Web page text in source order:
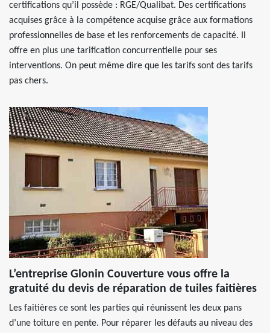
certifications qu’il possède : RGE/Qualibat. Des certifications
acquises grâce à la compétence acquise grâce aux formations
professionnelles de base et les renforcements de capacité. Il
offre en plus une tarification concurrentielle pour ses
interventions. On peut même dire que les tarifs sont des tarifs
pas chers.
L’entreprise Glonin Couverture vous offre la
gratuité du devis de réparation de tuiles faitières
Les faitières ce sont les parties qui réunissent les deux pans
d’une toiture en pente. Pour réparer les défauts au niveau des